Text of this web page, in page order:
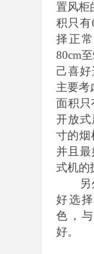
置风柜
积只
择正
80cm
己喜好
主要考
面积只
开放式
寸的烟
并且
式机的
另外
好选
色，
好。